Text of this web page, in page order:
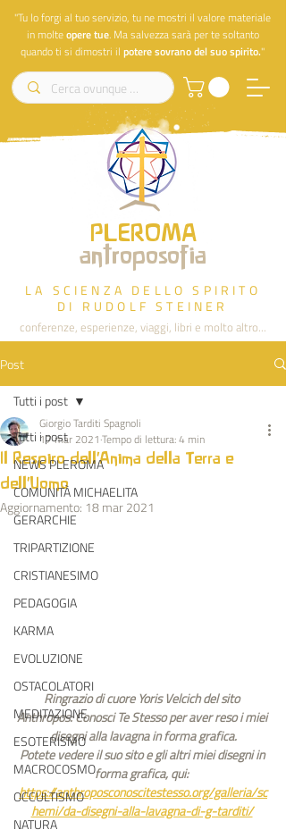
"Tu lo forgi al tuo servizio, tu ne mostri il valore materiale
in molteoperetue. Ma salvezza sarà per te soltanto
quando ti si dimostri il potere sovrano del suo spirito."
PLEROMA
antroposofia
LA SCIENZA DELLO SPIRITO
DI RUDOLF STEINER
conferenze, esperienze, viaggi, libri e molto altro...
Post
Tutti i post
NEWS PLEROMA
COMUNITÀ MICHAELITA
GERARCHIE
TRIPARTIZIONE
CRISTIANESIMO
PEDAGOGIA
KARMA
EVOLUZIONE
OSTACOLATORI
MEDITAZIONE
ESOTERISMO
MACROCOSMO
OCCULTISMO
NATURA
Tutti i post
Il Respiro dell'Anima della Terra e
dell'Uomo
Giorgio Tarditi Spagnoli
17 mar 2021 Tempo di lettura: 4 min
Aggiornamento: 18 mar 2021
Ringrazio di cuore Yoris Velcich del sito
Anthropos: Conosci Te Stesso per aver reso i miei
disegni alla lavagna in forma grafica.
Potete vedere il suo sito e gli altri miei disegni in
forma grafica, qui:
https://anthroposconoscitestesso.org/galleria/sc
hemi/da-disegni-alla-lavagna-di-g-tarditi/